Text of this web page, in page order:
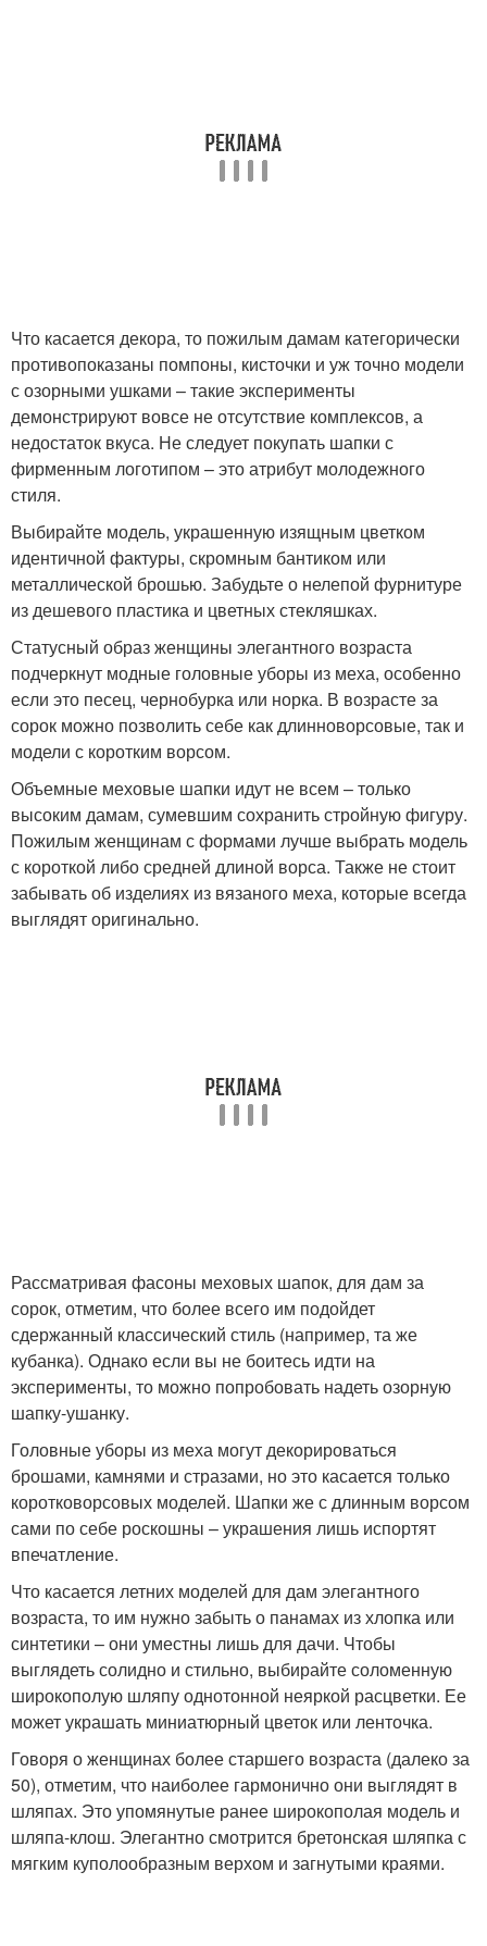
Что касается декора, то пожилым дамам категорически
противопоказаны помпоны, кисточки и уж точно модели
с озорными ушками – такие эксперименты
демонстрируют вовсе не отсутствие комплексов, а
недостаток вкуса. Не следует покупать шапки с
фирменным логотипом – это атрибут молодежного
стиля.
Выбирайте модель, украшенную изящным цветком
идентичной фактуры, скромным бантиком или
металлической брошью. Забудьте о нелепой фурнитуре
из дешевого пластика и цветных стекляшках.
Статусный образ женщины элегантного возраста
подчеркнут модные головные уборы из меха, особенно
если это песец, чернобурка или норка. В возрасте за
сорок можно позволить себе как длинноворсовые, так и
модели с коротким ворсом.
Объемные меховые шапки идут не всем – только
высоким дамам, сумевшим сохранить стройную фигуру.
Пожилым женщинам с формами лучше выбрать модель
с короткой либо средней длиной ворса. Также не стоит
забывать об изделиях из вязаного меха, которые всегда
выглядят оригинально.
Рассматривая фасоны меховых шапок, для дам за
сорок, отметим, что более всего им подойдет
сдержанный классический стиль (например, та же
кубанка). Однако если вы не боитесь идти на
эксперименты, то можно попробовать надеть озорную
шапку-ушанку.
Головные уборы из меха могут декорироваться
брошами, камнями и стразами, но это касается только
коротковорсовых моделей. Шапки же с длинным ворсом
сами по себе роскошны – украшения лишь испортят
впечатление.
Что касается летних моделей для дам элегантного
возраста, то им нужно забыть о панамах из хлопка или
синтетики – они уместны лишь для дачи. Чтобы
выглядеть солидно и стильно, выбирайте соломенную
широкополую шляпу однотонной неяркой расцветки. Ее
может украшать миниатюрный цветок или ленточка.
Говоря о женщинах более старшего возраста (далеко за
50), отметим, что наиболее гармонично они выглядят в
шляпах. Это упомянутые ранее широкополая модель и
шляпа-клош. Элегантно смотрится бретонская шляпка с
мягким куполообразным верхом и загнутыми краями.